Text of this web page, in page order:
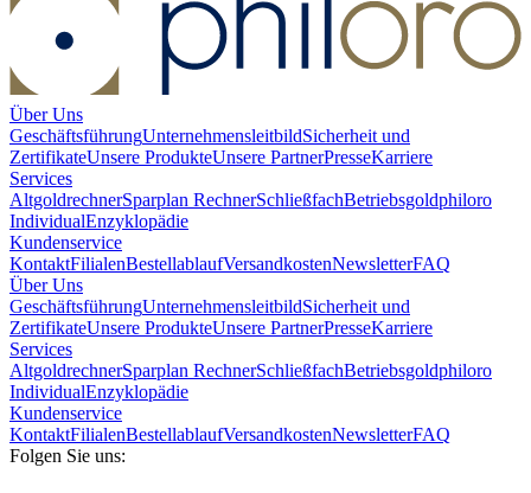
Über Uns
GeschäftsführungUnternehmensleitbildSicherheit und
ZertifikateUnsere ProdukteUnsere PartnerPresseKarriere
Services
AltgoldrechnerSparplan RechnerSchließfachBetriebsgoldphiloro
IndividualEnzyklopädie
Kundenservice
KontaktFilialenBestellablaufVersandkostenNewsletterFAQ
Über Uns
GeschäftsführungUnternehmensleitbildSicherheit und
ZertifikateUnsere ProdukteUnsere PartnerPresseKarriere
Services
AltgoldrechnerSparplan RechnerSchließfachBetriebsgoldphiloro
IndividualEnzyklopädie
Kundenservice
KontaktFilialenBestellablaufVersandkostenNewsletterFAQ
Folgen Sie uns: